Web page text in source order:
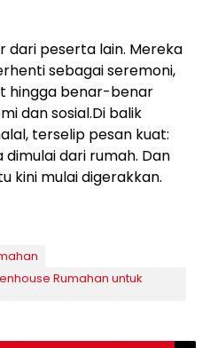
dari peserta lain. Mereka
sebagai seremoni,
hingga benar-benar
dan sosial.Di balik
terselip pesan kuat:
dari rumah. Dan
kini mulai digerakkan.
Rumahan untuk